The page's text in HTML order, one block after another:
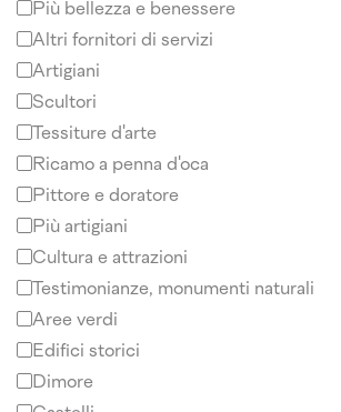
Più bellezza e benessere
Altri fornitori di servizi
Artigiani
Scultori
Tessiture d'arte
Ricamo a penna d'oca
Pittore e doratore
Più artigiani
Cultura e attrazioni
Testimonianze, monumenti naturali
Aree verdi
Edifici storici
Dimore